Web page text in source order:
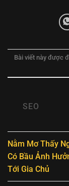
Bài viết này được
SEO
Nằm Mơ Thấy
Có Bầu Ảnh
Tới Gia Chủ